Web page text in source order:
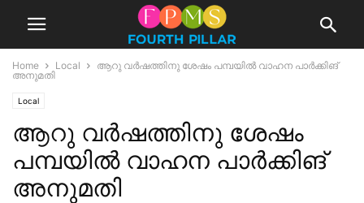
Home Local
ആറു വര്‍ഷത്തിനു ശേഷം പമ്പയില്‍ വാഹന പാര്‍ക്കിങ്
അനുമതി
Local
ആറു വര്‍ഷത്തിനു ശേഷം
പമ്പയില്‍ വാഹന പാര്‍ക്കിങ്
അനുമതി